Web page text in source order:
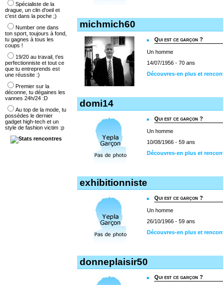
michmich60
Qui est ce garçon ?
Un homme
14/07/1956 - 70 ans
Découvres-en plus et
domi14
Qui est ce garçon ?
Un homme
10/08/1966 - 59 ans
Découvres-en plus et
exhibitionniste
Qui est ce garçon ?
Un homme
26/10/1966 - 59 ans
Découvres-en plus et
donneplaisir50
Qui est ce garçon ?
Spécialiste de la
drague, un clin d'oeil et
c'est dans la poche ;)
Number one dans
ton sport, toujours à fond,
tu gagnes à tous les
coups !
19/20 au travail, t'es
perfectionniste et tout ce
que tu entreprends est
une réussite :)
Premier sur la
déconne, tu dégaines les
vannes 24h/24 :D
Au top de la mode, tu
possèdes le dernier
gadget high-tech et un
style de fashion victim :p